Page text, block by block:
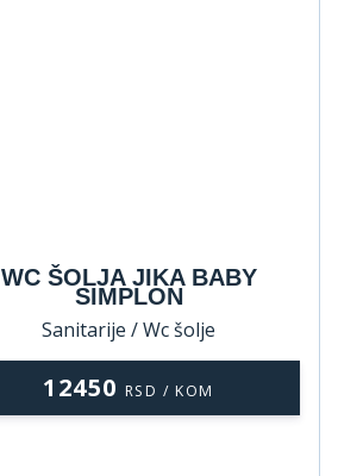
WC ŠOLJA JIKA BABY
SIMPLON
Sanitarije / Wc šolje
12450 RSD / KOM